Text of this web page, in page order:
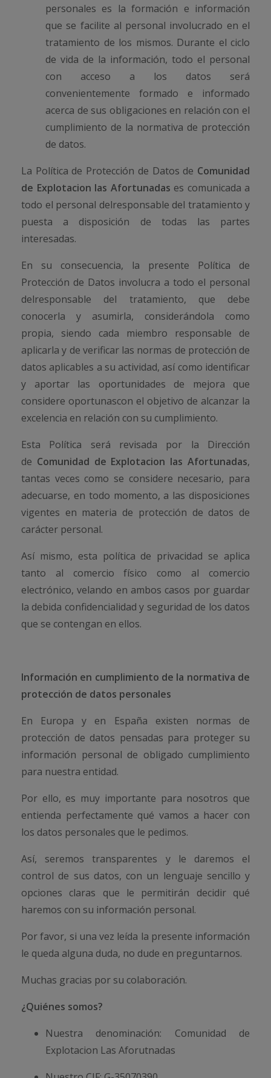
personales es la formación e información
que se facilite al personal involucrado en el
tratamiento de los mismos. Durante el ciclo
de vida de la información, todo el personal
con acceso a los datos será
convenientemente formado e informado
acerca de sus obligaciones en relación con el
cumplimiento de la normativa de protección
de datos.
La Política de Protección de Datos de Comunidad
de Explotacion las Afortunadas es comunicada a
todo el personal delresponsable del tratamiento y
puesta a disposición de todas las partes
interesadas.
En su consecuencia, la presente Política de
Protección de Datos involucra a todo el personal
delresponsable del tratamiento, que debe
conocerla y asumirla, considerándola como
propia, siendo cada miembro responsable de
aplicarla y de verificar las normas de protección de
datos aplicables a su actividad, así como identificar
y aportar las oportunidades de mejora que
considere oportunascon el objetivo de alcanzar la
excelencia en relación con su cumplimiento.
Esta Política será revisada por la Dirección
de Comunidad de Explotacion las Afortunadas,
tantas veces como se considere necesario, para
adecuarse, en todo momento, a las disposiciones
vigentes en materia de protección de datos de
carácter personal.
Así mismo, esta política de privacidad se aplica
tanto al comercio físico como al comercio
electrónico, velando en ambos casos por guardar
la debida confidencialidad y seguridad de los datos
que se contengan en ellos.
Información en cumplimiento de la normativa de
protección de datos personales
En Europa y en España existen normas de
protección de datos pensadas para proteger su
información personal de obligado cumplimiento
para nuestra entidad.
Por ello, es muy importante para nosotros que
entienda perfectamente qué vamos a hacer con
los datos personales que le pedimos.
Así, seremos transparentes y le daremos el
control de sus datos, con un lenguaje sencillo y
opciones claras que le permitirán decidir qué
haremos con su información personal.
Por favor, si una vez leída la presente información
le queda alguna duda, no dude en preguntarnos.
Muchas gracias por su colaboración.
¿Quiénes somos?
Nuestra denominación: Comunidad de
Explotacion Las Aforutnadas